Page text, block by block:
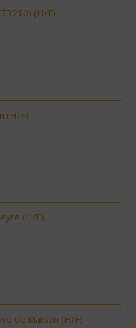
(H/F)
(H/F)
(H/F)
de Marsan (H/F)